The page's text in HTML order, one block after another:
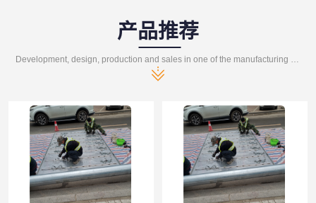
产品推荐